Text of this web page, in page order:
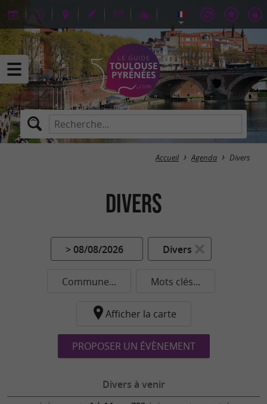
Accueil Agenda Divers
Divers
> 08/08/2026 Divers
Commune... Mots clés...
Afficher la carte
PROPOSER UN ÉVÈNEMENT
Divers à venir